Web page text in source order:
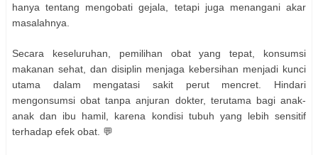
hanya tentang mengobati gejala, tetapi juga menangani akar
masalahnya.
Secara keseluruhan, pemilihan obat yang tepat, konsumsi
makanan sehat, dan disiplin menjaga kebersihan menjadi kunci
utama dalam mengatasi sakit perut mencret. Hindari
mengonsumsi obat tanpa anjuran dokter, terutama bagi anak-
anak dan ibu hamil, karena kondisi tubuh yang lebih sensitif
terhadap efek obat. 💬